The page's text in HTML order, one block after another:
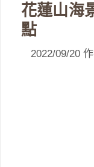
花蓮山海
點
2022/09/20